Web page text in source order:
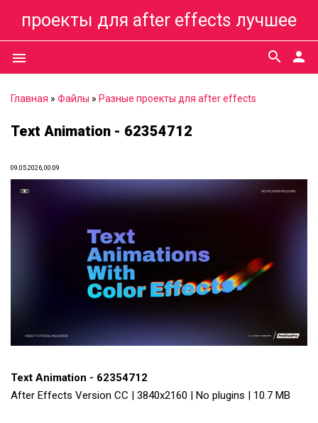
проекты для after effects лучшее
menu person
search
Главная » Файлы » Разные проекты для after effects
Text Animation - 62354712
09.05.2026, 00:09
Text Animation - 62354712
After Effects Version CC | 3840x2160 | No plugins | 10.7 MB